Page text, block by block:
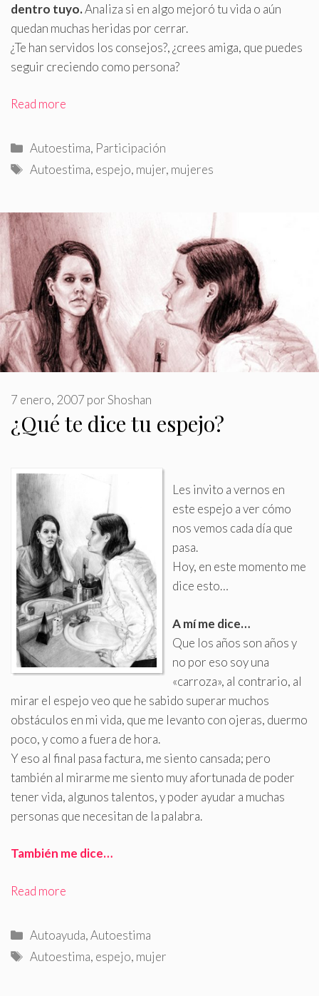
dentro tuyo.Analiza si en algo mejoró tu vida o aún
quedan muchas heridas por cerrar.
¿Te han servidos los consejos?, ¿crees amiga, que puedes
seguir creciendo como persona?
Read more
Categorías
Autoestima, Participación
Etiquetas
Autoestima, espejo, mujer, mujeres
¿Qué te dice tu espejo?
7 enero, 2007 porShoshan
Les invito a vernos en
este espejo a ver cómo
nos vemos cada día que
pasa.
Hoy, en este momento me
dice esto…
A mí me dice…
Que los años son años y
no por eso soy una
«carroza», al contrario, al
mirar el espejo veo que he sabido superar muchos
obstáculos en mi vida, que me levanto con ojeras, duermo
poco, y como a fuera de hora.
Y eso al final pasa factura, me siento cansada; pero
también al mirarme me siento muy afortunada de poder
tener vida, algunos talentos, y poder ayudar a muchas
personas que necesitan de la palabra.
También me dice…
Read more
Categorías
Autoayuda,Autoestima
Etiquetas
Autoestima, espejo, mujer